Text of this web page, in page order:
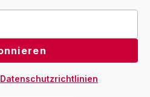
Datenschutzrichtlinien